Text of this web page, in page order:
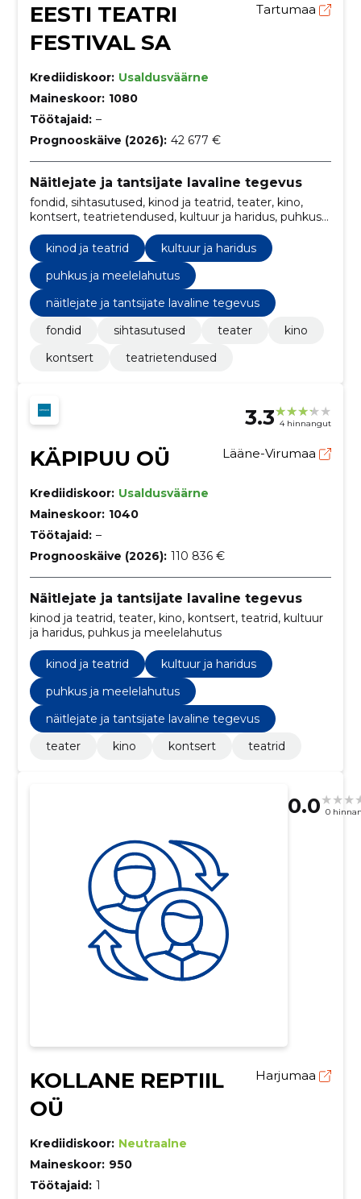
EESTI TEATRI
FESTIVAL SA
Tartumaa
Krediidiskoor: Usaldusväärne
Maineskoor: 1080
Töötajaid: –
Prognooskäive (2026): 42 677 €
Näitlejate ja tantsijate lavaline tegevus
fondid, sihtasutused, kinod ja teatrid, teater, kino,
kontsert, teatrietendused, kultuur ja haridus, puhkus
ja meelelahutus
kinod ja teatrid
kultuur ja haridus
puhkus ja meelelahutus
näitlejate ja tantsijate lavaline tegevus
fondid
sihtasutused teater
kino
kontsert
teatrietendused
3.3 4 hinnangut
KÄPIPUU OÜ Lääne-Virumaa
Krediidiskoor: Usaldusväärne
Maineskoor: 1040
Töötajaid: –
Prognooskäive (2026): 110 836 €
Näitlejate ja tantsijate lavaline tegevus
kinod ja teatrid, teater, kino, kontsert, teatrid, kultuur
ja haridus, puhkus ja meelelahutus
kinod ja teatrid
kultuur ja haridus
puhkus ja meelelahutus
näitlejate ja tantsijate lavaline tegevus
teater
kino kontsert teatrid
0.0 0
KOLLANE REPTIIL
OÜ
Harjumaa
Krediidiskoor: Neutraalne
Maineskoor: 950
Töötajaid: 1